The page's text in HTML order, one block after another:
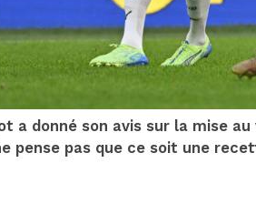
a donné son avis sur la mise
pense pas que ce soit une